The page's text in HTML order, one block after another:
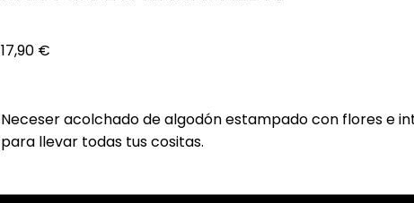
17,90 €
Neceser acolchado de algodón estampado con flores e
para llevar todas tus cositas.